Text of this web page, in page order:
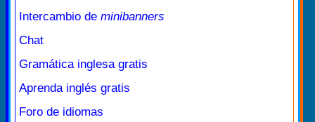
Intercambio de minibanners
Chat
Gramática inglesa gratis
Aprenda inglés gratis
Foro de idiomas